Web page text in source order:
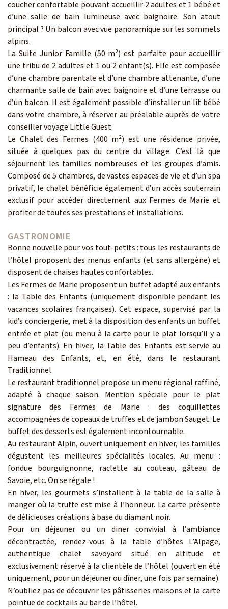
coucher confortable pouvant accueillir 2 adultes et 1 bébé et
d’une salle de bain lumineuse avec baignoire. Son atout
principal ? Un balcon avec vue panoramique sur les sommets
alpins.
La Suite Junior Famille (50 m²) est parfaite pour accueillir
une tribu de 2 adultes et 1 ou 2 enfant(s). Elle est composée
d’une chambre parentale et d’une chambre attenante, d’une
charmante salle de bain avec baignoire et d’une terrasse ou
d’un balcon. Il est également possible d’installer un lit bébé
dans votre chambre, à réserver au préalable auprès de votre
conseiller voyage Little Guest.
Le Chalet des Fermes (400 m²) est une résidence privée,
située à quelques pas du centre du village. C’est là que
séjournent les familles nombreuses et les groupes d’amis.
Composé de 5 chambres, de vastes espaces de vie et d’un spa
privatif, le chalet bénéficie également d’un accès souterrain
exclusif pour accéder directement aux Fermes de Marie et
profiter de toutes ses prestations et installations.
GASTRONOMIE
Bonne nouvelle pour vos tout-petits : tous les restaurants de
l’hôtel proposent des menus enfants (et sans allergène) et
disposent de chaises hautes confortables.
Les Fermes de Marie proposent un buffet adapté aux enfants
: la Table des Enfants (uniquement disponible pendant les
vacances scolaires françaises). Cet espace, supervisé par la
kid’s conciergerie, met à la disposition des enfants un buffet
entrée et plat (ou menu à la carte pour le plat lorsqu’il y a
peu d’enfants). En hiver, la Table des Enfants est servie au
Hameau des Enfants, et, en été, dans le restaurant
Traditionnel.
Le restaurant traditionnel propose un menu régional raffiné,
adapté à chaque saison. Mention spéciale pour le plat
signature des Fermes de Marie : des coquillettes
accompagnées de copeaux de truffes et de jambon Sauget. Le
buffet des desserts est également incontournable.
Au restaurant Alpin, ouvert uniquement en hiver, les familles
dégustent les meilleures spécialités locales. Au menu :
fondue bourguignonne, raclette au couteau, gâteau de
Savoie, etc. On se régale !
En hiver, les gourmets s’installent à la table de la salle à
manger où la truffe est mise à l’honneur. La carte présente
de délicieuses créations à base du diamant noir.
Pour un déjeuner ou un diner convivial à l’ambiance
décontractée, rendez-vous à la table d’hôtes L’Alpage,
authentique chalet savoyard situé en altitude et
exclusivement réservé à la clientèle de l’hôtel (ouvert en été
uniquement, pour un déjeuner ou dîner, une fois par semaine).
N’oubliez pas de découvrir les pâtisseries maisons et la carte
pointue de cocktails au bar de l’hôtel.